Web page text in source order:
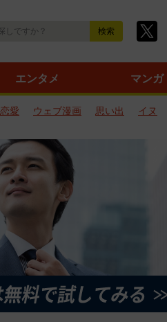
エンタメ マンガ
恋愛 ウェブ漫画 思い出
イヌ